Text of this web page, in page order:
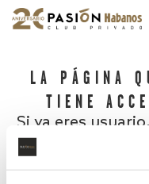
LA PÁGINA
TIENE
Si ya eres